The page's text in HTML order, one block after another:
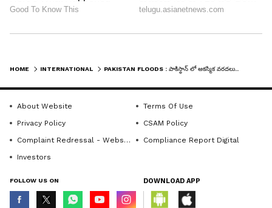
HOME INTERNATIONAL
About Website
Terms Of Use
Privacy Policy
CSAM Policy
Complaint Redressal - Website
Compliance Report Digital
Investors
FOLLOW US ON DOWNLOAD APP